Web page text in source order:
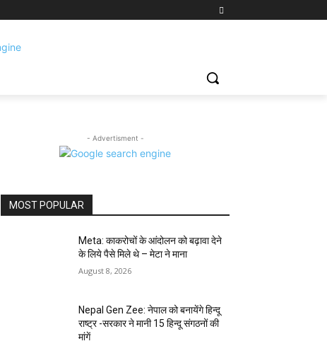
- Advertisment -
MOST POPULAR
Meta: काकरोचों के आंदोलन को बढ़ावा देने
के लिये पैसे मिले थे – मेटा ने माना
August 8, 2026
Nepal Gen Zee: नेपाल को बनायेंगे हिन्दू
राष्ट्र -सरकार ने मानी 15 हिन्दू संगठनों की
मांगें